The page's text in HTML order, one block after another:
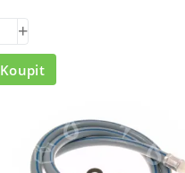
Koupit